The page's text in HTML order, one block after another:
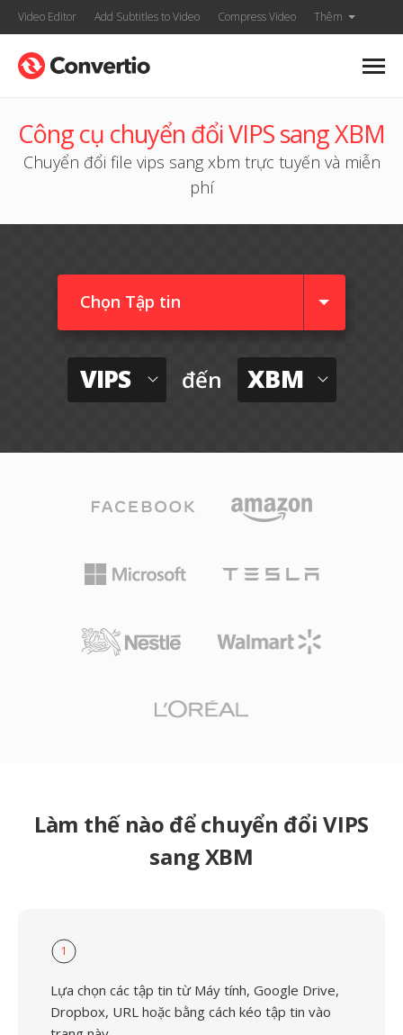
Video Editor Add Subtitles to Video Compress Video Thêm
Công cụ chuyển đổi VIPS sang XBM
Chuyển đổi file vips sang xbm trực tuyến và miễn
phí
Chọn Tập tin
VIPS đến XBM
Làm thế nào để chuyển đổi VIPS
sang XBM
1
Lựa chọn các tập tin từ Máy tính, Google Drive,
Dropbox, URL hoặc bằng cách kéo tập tin vào